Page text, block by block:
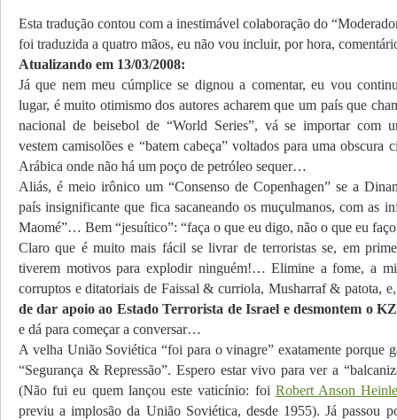
Esta tradução contou com a inestimável colaboração do
foi traduzida a quatro mãos, eu não vou incluir, por hora,
Atualizando em 13/03/2008:
Já que nem meu cúmplice se dignou a comentar, eu vou
lugar, é muito otimismo dos autores acharem que um país que
nacional de beisebol de “World Series”, vá se importar com
vestem camisolões e “batem cabeça” voltados para uma obscura
Arábica onde não há um poço de petróleo sequer…
Aliás, é meio irônico um “Consenso de Copenhagen” se a
país insignificante que fica sacaneando os muçulmanos, com as
Maomé”… Bem “jesuítico”: “faça o que eu digo, não o que eu
Claro que é muito mais fácil se livrar de terroristas se, em
tiverem motivos para explodir ninguém!… Elimine a fome, a
corruptos e ditatoriais de Faissal & curriola, Musharraf & patota,
de dar apoio ao Estado Terrorista de Israel e desmontem o
e dá para começar a conversar…
A velha União Soviética “foi para o vinagre” exatamente porque
“Segurança & Repressão”. Espero estar vivo para ver a
(Não fui eu quem lançou este vaticínio: foi Robert Anson
previu a implosão da União Soviética, desde 1955). Já passou